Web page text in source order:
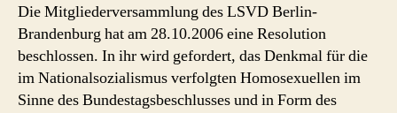
Die Mitgliederversammlung des LSVD Berlin-
Brandenburg hat am 28.10.2006 eine Resolution
beschlossen. In ihr wird gefordert, das Denkmal für die
im Nationalsozialismus verfolgten Homosexuellen im
Sinne des Bundestagsbeschlusses und in Form des